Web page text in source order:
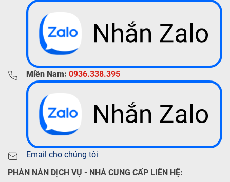
Miền Nam: 0936.338.395
Email cho chúng tôi
PHÀN NÀN DỊCH VỤ - NHÀ CUNG CẤP LIÊN HỆ: